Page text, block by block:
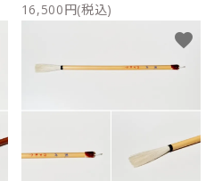
16,500円(税込)
favorite